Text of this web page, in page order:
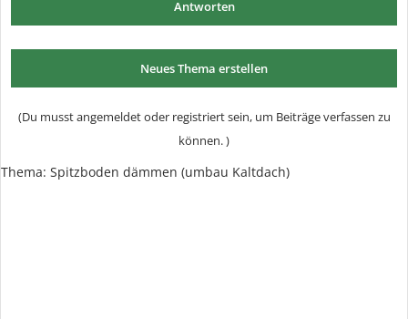
Antworten
Neues Thema erstellen
(Du musst angemeldet oder registriert sein, um Beiträge verfassen zu
können. )
Thema: Spitzboden dämmen (umbau Kaltdach)